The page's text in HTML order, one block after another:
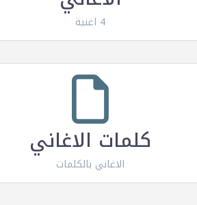
4 اغنية
كلمات الاغاني
الاغاني بالكلمات